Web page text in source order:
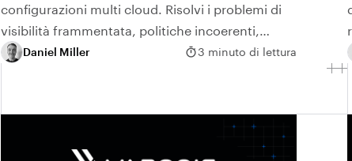
configurazioni multi cloud. Risolvi i problemi di
visibilità frammentata, politiche incoerenti,
superfici di attacco in espansione e problemi di
Daniel Miller 3 minuto di lettura